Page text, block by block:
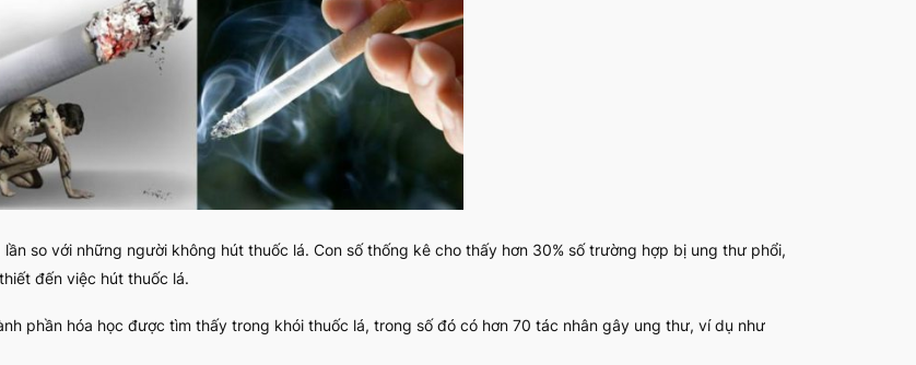
so với những người không hút thuốc lá. Con số thống kê cho thấy hơn 30% số trường hợp bị ung thư phổi,
đến việc hút thuốc lá.
phần hóa học được tìm thấy trong khói thuốc lá, trong số đó có hơn 70 tác nhân gây ung thư, ví dụ như